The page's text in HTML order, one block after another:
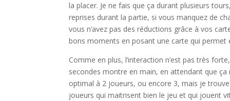
la placer. Je ne fais que ça durant plusieurs
reprises durant la partie, si vous manquez de
vous n’avez pas des réductions grâce à vos
bons moments en posant une carte qui
Comme en plus, l’interaction n’est pas très
secondes montre en main, en attendant que
optimal à 2 joueurs, ou encore 3, mais je
joueurs qui maitrisent bien le jeu et qui jouent